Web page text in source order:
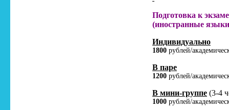
Подготовка к
(иностранные
Индивидуально
1800 рублей/
В паре
1200 рублей/
В мини-группе (3-4
1000 рублей/